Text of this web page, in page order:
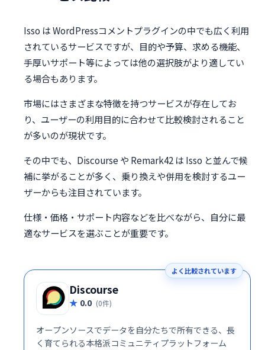
Isso は WordPressコメントプラグインの中でも広く利用
されているサービスですが、目的や予算、求める機能、
手厚いサポート等によっては他の選択肢がより適してい
る場合もあります。
市場にはさまざまな特徴を持つサービスが存在してお
り、ユーザーの利用目的に合わせて比較検討されること
が多いのが現状です。
その中でも、Discourse や Remark42 は Isso と並んで候
補に挙がることが多く、乗り換えや併用を検討するユー
ザーからも注目されています。
仕様・価格・サポート内容などを比べながら、自分に最
適なサービスを選ぶことが重要です。
よく比較されています
Discourse
0.0 (0件)
オープンソースでデータを自分たちで所有できる、長
く育てられる本格派コミュニティプラットフォーム